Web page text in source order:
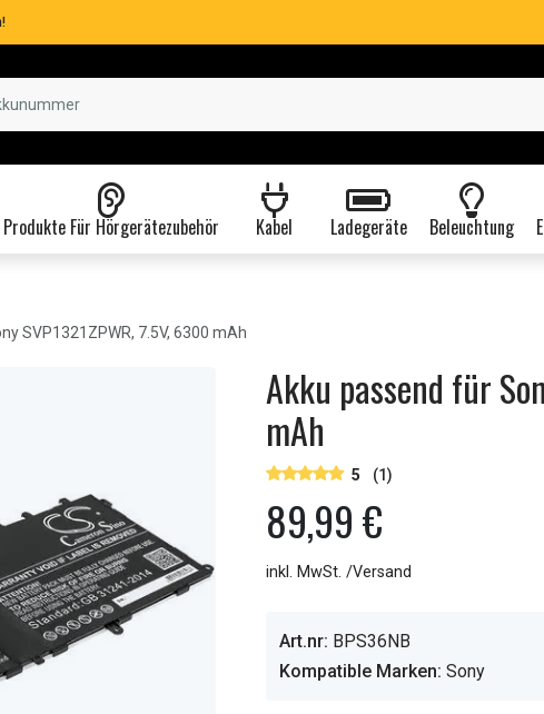
Produkte Für Hörgerätezubehör Kabel Ladegeräte Beleuchtung
SVP1321ZPWR, 7.5V, 6300 mAh
Akku passend für
mAh
5 (1)
89,99 €
inkl. MwSt. /Versand
Art.nr: BPS36NB
Kompatible Marken: Sony